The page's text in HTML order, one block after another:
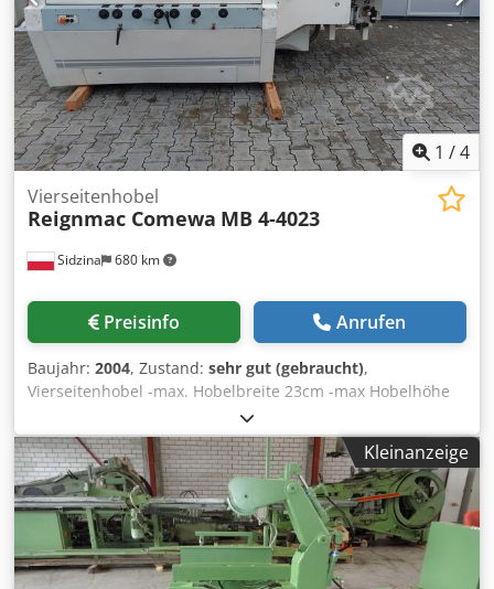
Kallesoe-Presse Typ KL40 - zum automatischen Auftragen
von Leim auf jede Lamelle und zur direkten Übergabe an
die Presse LV7821
1 /4
Sidzina 680 km
Vierseitenhobel
Reignmac Comewa MB 4-4023
Preisinfo Anrufen
Baujahr: 2004, Zustand: sehr gut (gebraucht),
Vierseitenhobel -max. Hobelbreite 23cm -max Hobelhöhe
16cm -2 Zugrollen im Tisch -verchromter Tisch - stufenlose
Regulierung der Vorschubgeschwindigkeit Crodpfxehlp D
Ns Acnjf -2 Umlenkrollen von oben vor dem unteren Kopf,
zusätzlich eine Rollenvorrichtung für kurze Elemente - 4
Spindeln: unten 5,5kW, rechts 5,5kW, links 5,5kW, oben
7,5kW Die Maschine ist in einem sehr guten Zustand,
wenig gebraucht, mit Spiralköpfen unten rechts und links,
mit einem Terssa-Messerkopf oben.
Kleinanzeige